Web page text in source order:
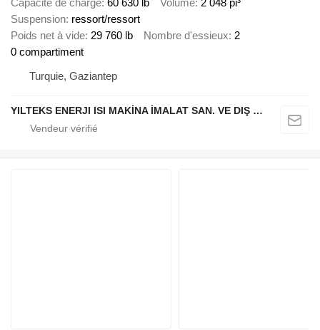
Suspension ressort/ressort
Poids net à vide 29 760 lb Nombre d'essieux 2
0 compartiment
Turquie, Gaziantep
YILTEKS ENERJI ISI MAKİNA İMALAT SAN. VE DIŞ TİC. LTD. ŞTİ.